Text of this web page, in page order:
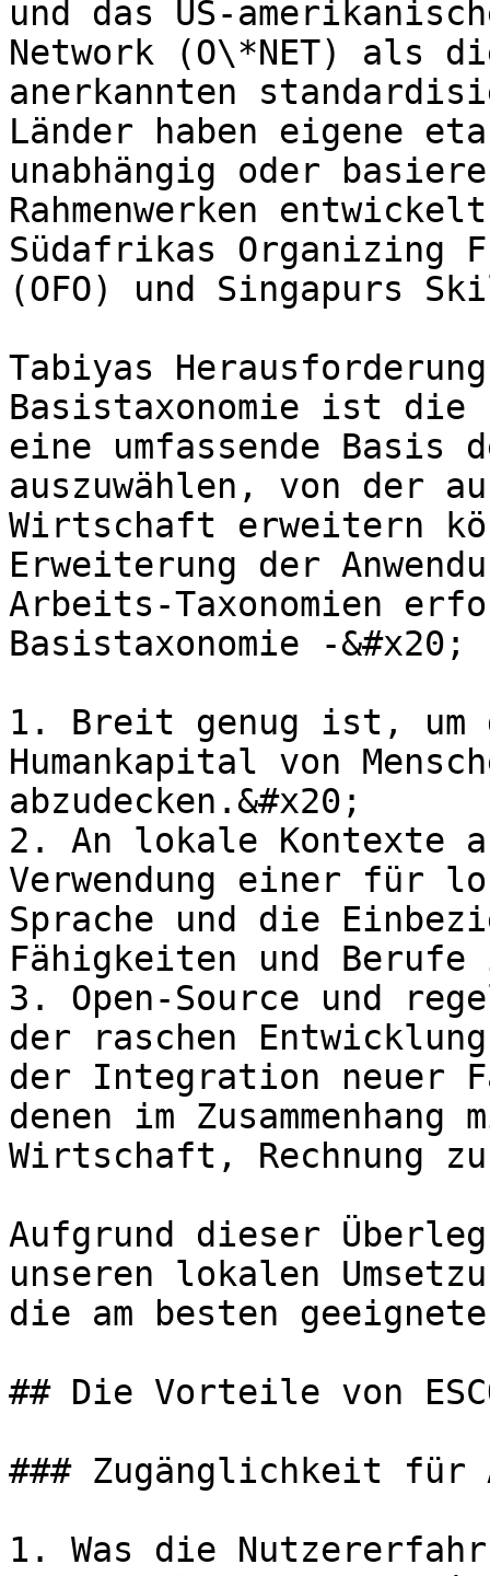
und das US-
Network (O\*NET) als
anerkannten
Länder haben eigene
unabhängig oder
Rahmenwerken
Südafrikas Organizing
(OFO) und Singapurs
Tabiyas
Basistaxonomie ist die
eine umfassende
auszuwählen, von der
Wirtschaft erweitern
Erweiterung der
Arbeits-Taxonomien
Basistaxonomie -&#x20;
1. Breit genug ist, um
Humankapital von
abzudecken.&#x20;
2. An lokale Kontexte
Verwendung einer für
Sprache und die
Fähigkeiten und
3. Open-Source und
der raschen
der Integration neuer
denen im
Wirtschaft, Rechnung
Aufgrund dieser
unseren lokalen
die am besten geeignete
## Die Vorteile von
### Zugänglichkeit für
1. Was die